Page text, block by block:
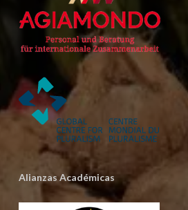
Alianzas Académicas